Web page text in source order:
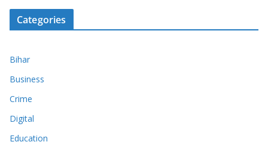
Categories
Bihar
Business
Crime
Digital
Education